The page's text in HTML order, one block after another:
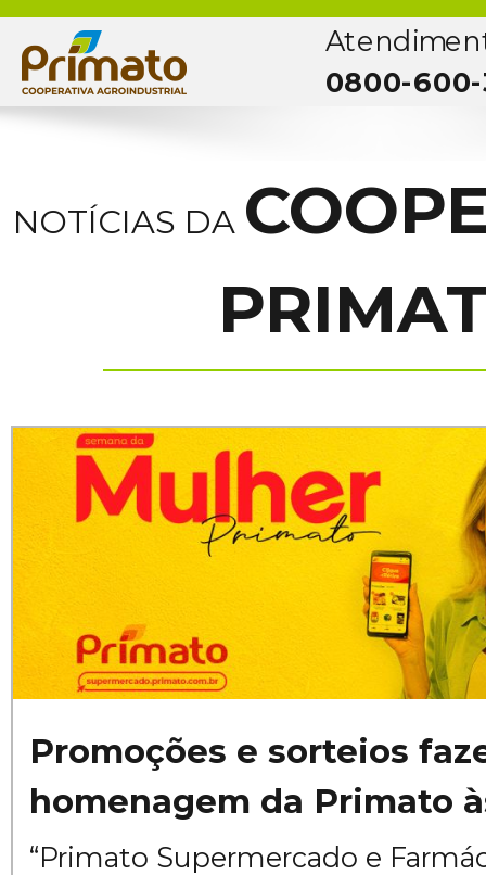
0800-600-
NOTÍCIAS DA
Promoções e sorteios
homenagem da Primato
“Primato Supermercado e